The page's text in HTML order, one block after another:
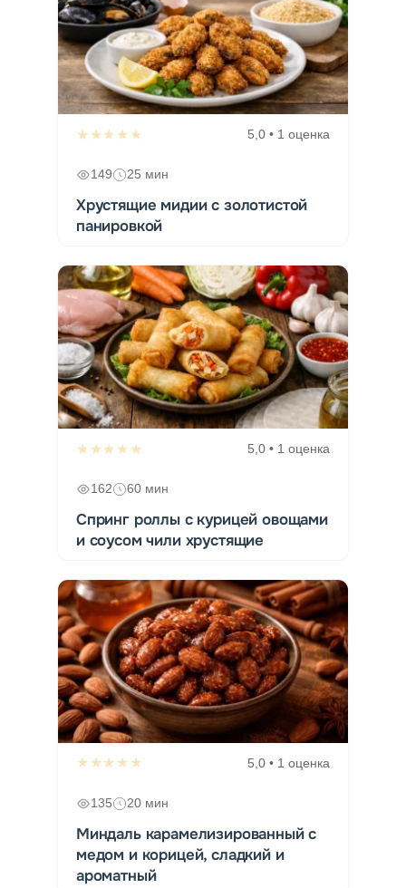
★★★★★ 5,0 • 1 оценка
149 25 мин
Хрустящие мидии с золотистой
панировкой
★★★★★ 5,0 • 1 оценка
162 60 мин
Спринг роллы с курицей овощами
и соусом чили хрустящие
★★★★★ 5,0 • 1 оценка
135 20 мин
Миндаль карамелизированный с
медом и корицей, сладкий и
ароматный